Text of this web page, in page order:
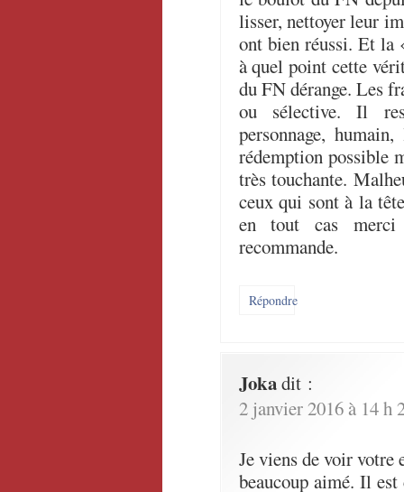
lisser, nettoyer leur
ont bien réussi. Et la
à quel point cette
du FN dérange. Les
ou sélective. Il
personnage,
rédemption possible
très touchante.
ceux qui sont à la
en tout cas
recommande.
Répondre
Jokadit :
2 janvier 2016 à 14 h
Je viens de voir votre
beaucoup aimé. Il